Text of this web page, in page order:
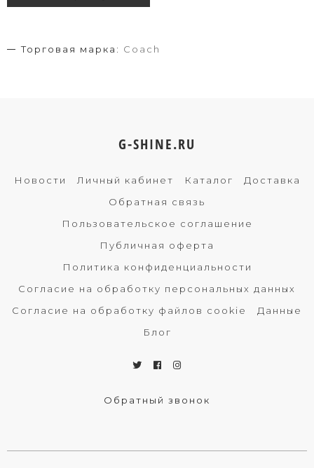
Торговая марка: Coach
G-SHINE.RU
Новости Личный кабинет Каталог
Доставка
Обратная связь
Пользовательское соглашение
Публичная оферта
Политика конфиденциальности
Согласие на обработку персональных данных
Согласие на обработку файлов cookie
Данные
Блог
Обратный звонок